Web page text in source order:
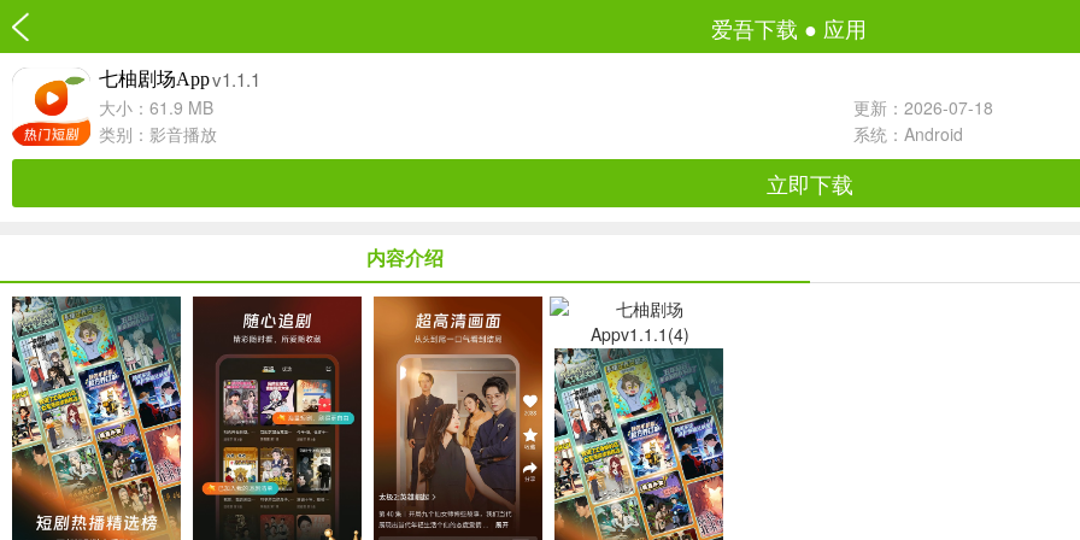
爱吾下载 ● 应用
七柚剧场Appv1.1.1
大小：61.9 MB
更新：2026-07-18
类别： 影音播放 系统：Android
立即下载
内容介绍